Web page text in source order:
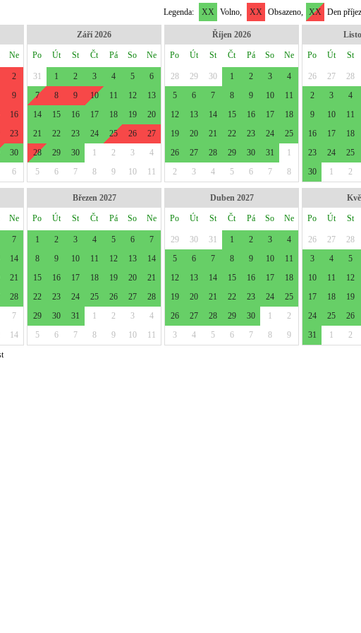
Legenda: XX Volno, XX Obsazeno, XX Den
Ne
2
9
16
23
30
6
Září 2026
Po Út St Čt Pá So Ne
31 1 2 3 4 5
6
7
8 9 10 11 12
13
14
15 16 17 18 19
20
21
22 23 24 25 26
27
28
29 30 1 2 3
4
5
6 7 8 9 10 11
Říjen 2026
Po Út St Čt Pá So Ne
28 29 30 1 2 3
4
5
6 7 8 9 10
11
12
13 14 15 16 17
18
19
20 21 22 23 24
25
26
27 28 29 30 31
1
2
3 4 5 6 7 8
Po Út St
26 27 28
2
3 4
9
10 11
16
17 18
23
24 25
30
1 2
Ne
7
14
21
28
7
14
Březen 2027
Po Út St Čt Pá So Ne
1 2 3 4 5 6
7
8
9 10 11 12 13
14
15
16 17 18 19 20
21
22
23 24 25 26 27
28
29
30 31 1 2 3
4
5
6 7 8 9 10 11
Duben 2027
Po Út St Čt Pá So Ne
29 30 31 1 2 3
4
5
6 7 8 9 10
11
12
13 14 15 16 17
18
19
20 21 22 23 24
25
26
27 28 29 30 1
2
3
4 5 6 7 8 9
Po Út St
26 27 28
3
4 5
10
11 12
17
18 19
24
25 26
31
1 2